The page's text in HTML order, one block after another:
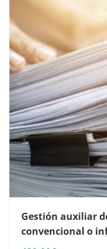
Gestión auxiliar
convencional o